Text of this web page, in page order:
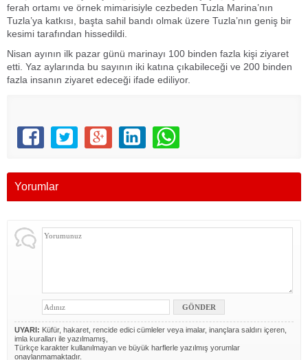
ferah ortamı ve örnek mimarisiyle cezbeden Tuzla Marina’nın
Tuzla’ya katkısı, başta sahil bandı olmak üzere Tuzla’nın geniş bir
kesimi tarafından hissedildi.
Nisan ayının ilk pazar günü marinayı 100 binden fazla kişi ziyaret
etti. Yaz aylarında bu sayının iki katına çıkabileceği ve 200 binden
fazla insanın ziyaret edeceği ifade ediliyor.
Yorumlar
UYARI: Küfür, hakaret, rencide edici cümleler veya imalar, inançlara saldırı içeren,
imla kuralları ile yazılmamış,
Türkçe karakter kullanılmayan ve büyük harflerle yazılmış yorumlar
onaylanmamaktadır.